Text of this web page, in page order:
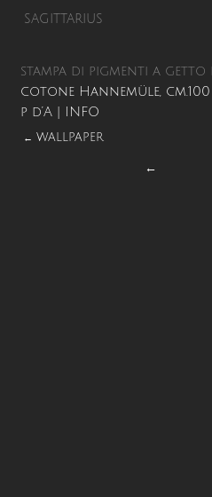
SAGITTARIUS
stampa di pigmenti a
cotone Hannemüle,
p d’A |
INFO
← WALLPAPER
←